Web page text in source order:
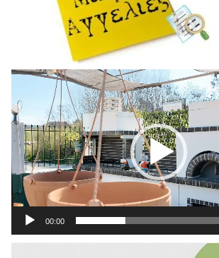
Πρόγραμμα
Αναπαραγωγής
Βίντεο
00:00